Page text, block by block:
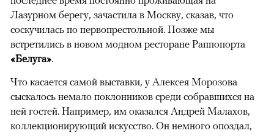
Лазурном берегу, зачастила в Москву, сказав, что
соскучилась по первопрестольной. Позже мы
встретились в новом модном ресторане Раппопорта
«Белуга».
Что касается самой выставки, у Алексея Морозова
сыскалось немало поклонников среди собравшихся на
ней гостей. Например, им оказался Андрей Малахов,
коллекционирующий искусство. Он немного опоздал, ​